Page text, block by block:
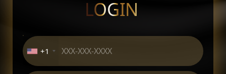
LOGIN
+1